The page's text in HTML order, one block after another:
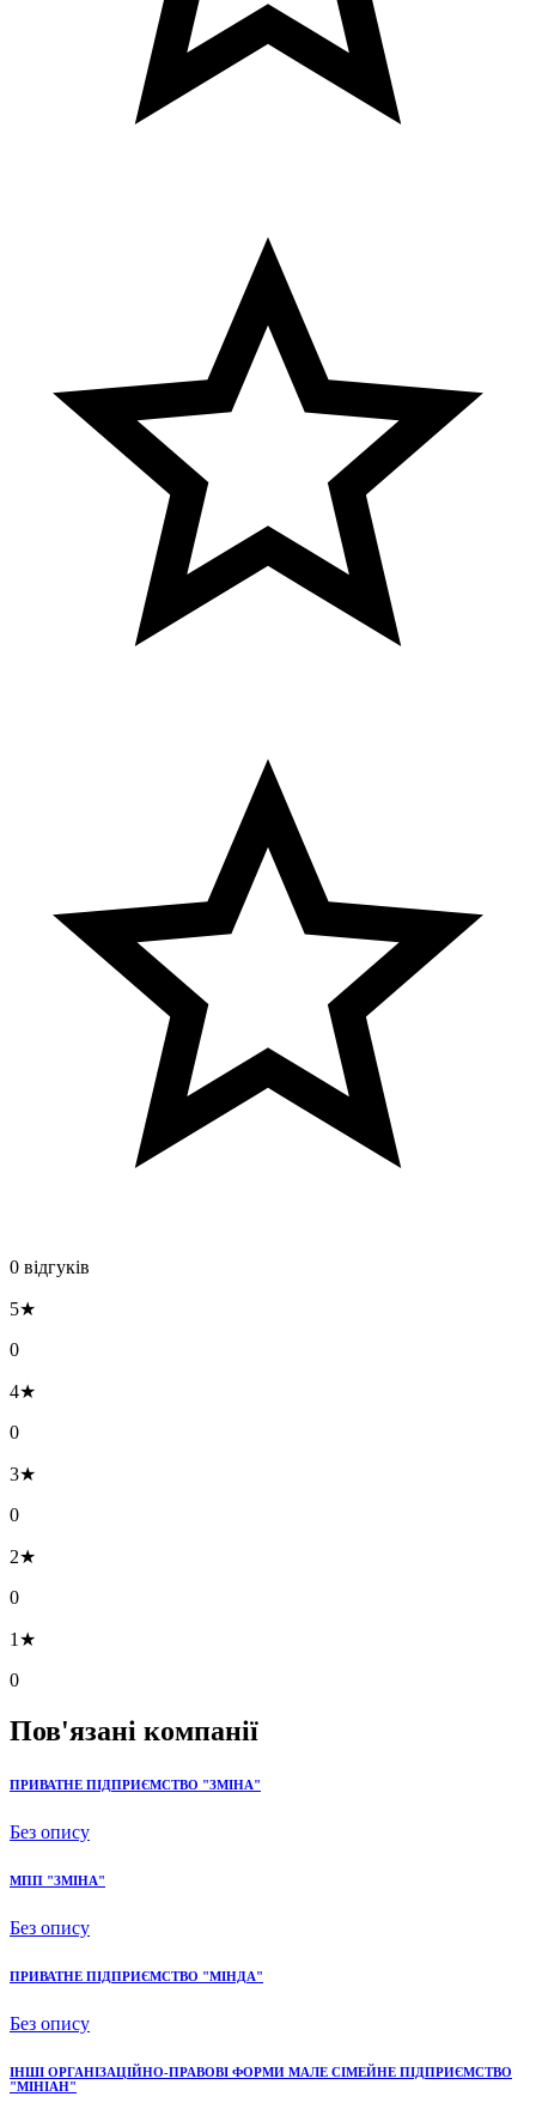
0 відгуків
5★
0
4★
0
3★
0
2★
0
1★
0
Пов'язані компанії
ПРИВАТНЕ ПІДПРИЄМСТВО "ЗМІНА"
Без опису
МПП "ЗМІНА"
Без опису
ПРИВАТНЕ ПІДПРИЄМСТВО "МІНДА"
Без опису
ІНШІ ОРГАНІЗАЦІЙНО-ПРАВОВІ ФОРМИ МАЛЕ СІМЕЙНЕ ПІДПРИЄМСТВО
"МІНІАН"